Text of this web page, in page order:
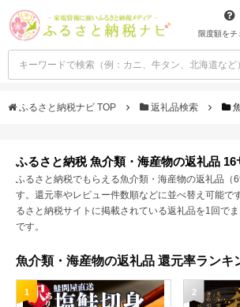
限度額をチ
ふるさと納税ナビ TOP 返礼品検索
ふるさと納税 魚介類・海産物の返礼品
ふるさと納税でもらえる魚介類・海産物の返礼品（
す。還元率やレビュー件数順などに並べ替え可能で
るさと納税サイトに掲載されている返礼品を1回で
です。
魚介類・海産物の返礼品 還元率ランキ
1 2